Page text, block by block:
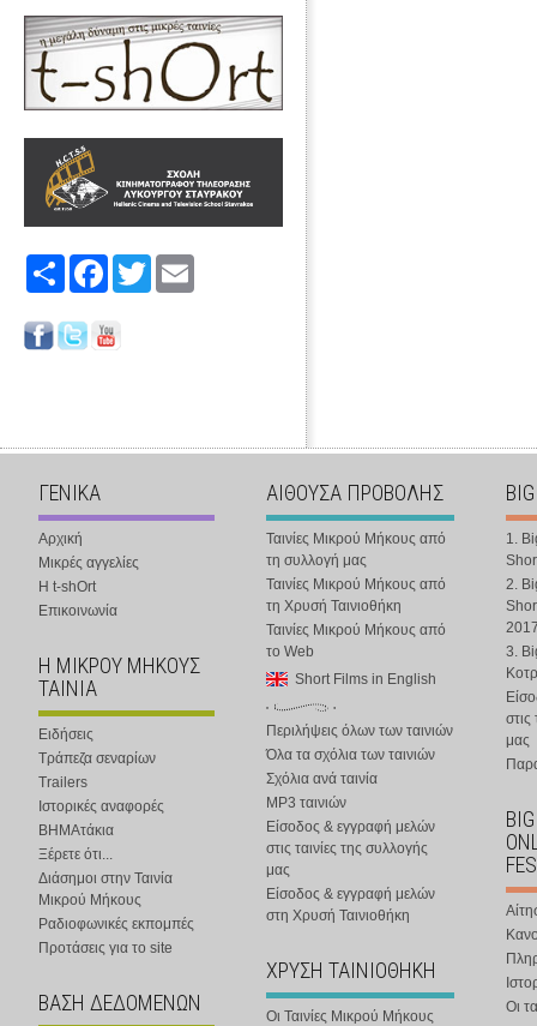
Share FacebookTwitter
ΓΕΝΙΚΑ
Αρχική
Μικρές αγγελίες
Η t-shOrt
Επικοινωνία
Η ΜΙΚΡΟΥ ΜΗΚΟΥΣ
ΤΑΙΝΙΑ
Ειδήσεις
Τράπεζα σεναρίων
Trailers
Ιστορικές αναφορές
ΒΗΜΑτάκια
Ξέρετε ότι...
Διάσημοι στην Ταινία
Μικρού Μήκους
Ραδιοφωνικές εκπομπές
Προτάσεις για το site
ΒΑΣΗ ΔΕΔΟΜΕΝΩΝ
ΑΙΘΟΥΣΑ ΠΡΟΒΟΛΗΣ
Ταινίες Μικρού Μήκους από
τη συλλογή μας
Ταινίες Μικρού Μήκους από
τη Χρυσή Ταινιοθήκη
Ταινίες Μικρού Μήκους από
το Web
Short Films in English
Περιλήψεις όλων των ταινιών
Όλα τα σχόλια των ταινιών
Σχόλια ανά ταινία
MP3 ταινιών
Είσοδος & εγγραφή μελών
στις ταινίες της συλλογής
μας
Είσοδος & εγγραφή μελών
στη Χρυσή Ταινιοθήκη
ΧΡΥΣΗ ΤΑΙΝΙΟΘΗΚΗ
Οι Ταινίες Μικρού Μήκους
1.
2.
3.
στις
μας
Οι